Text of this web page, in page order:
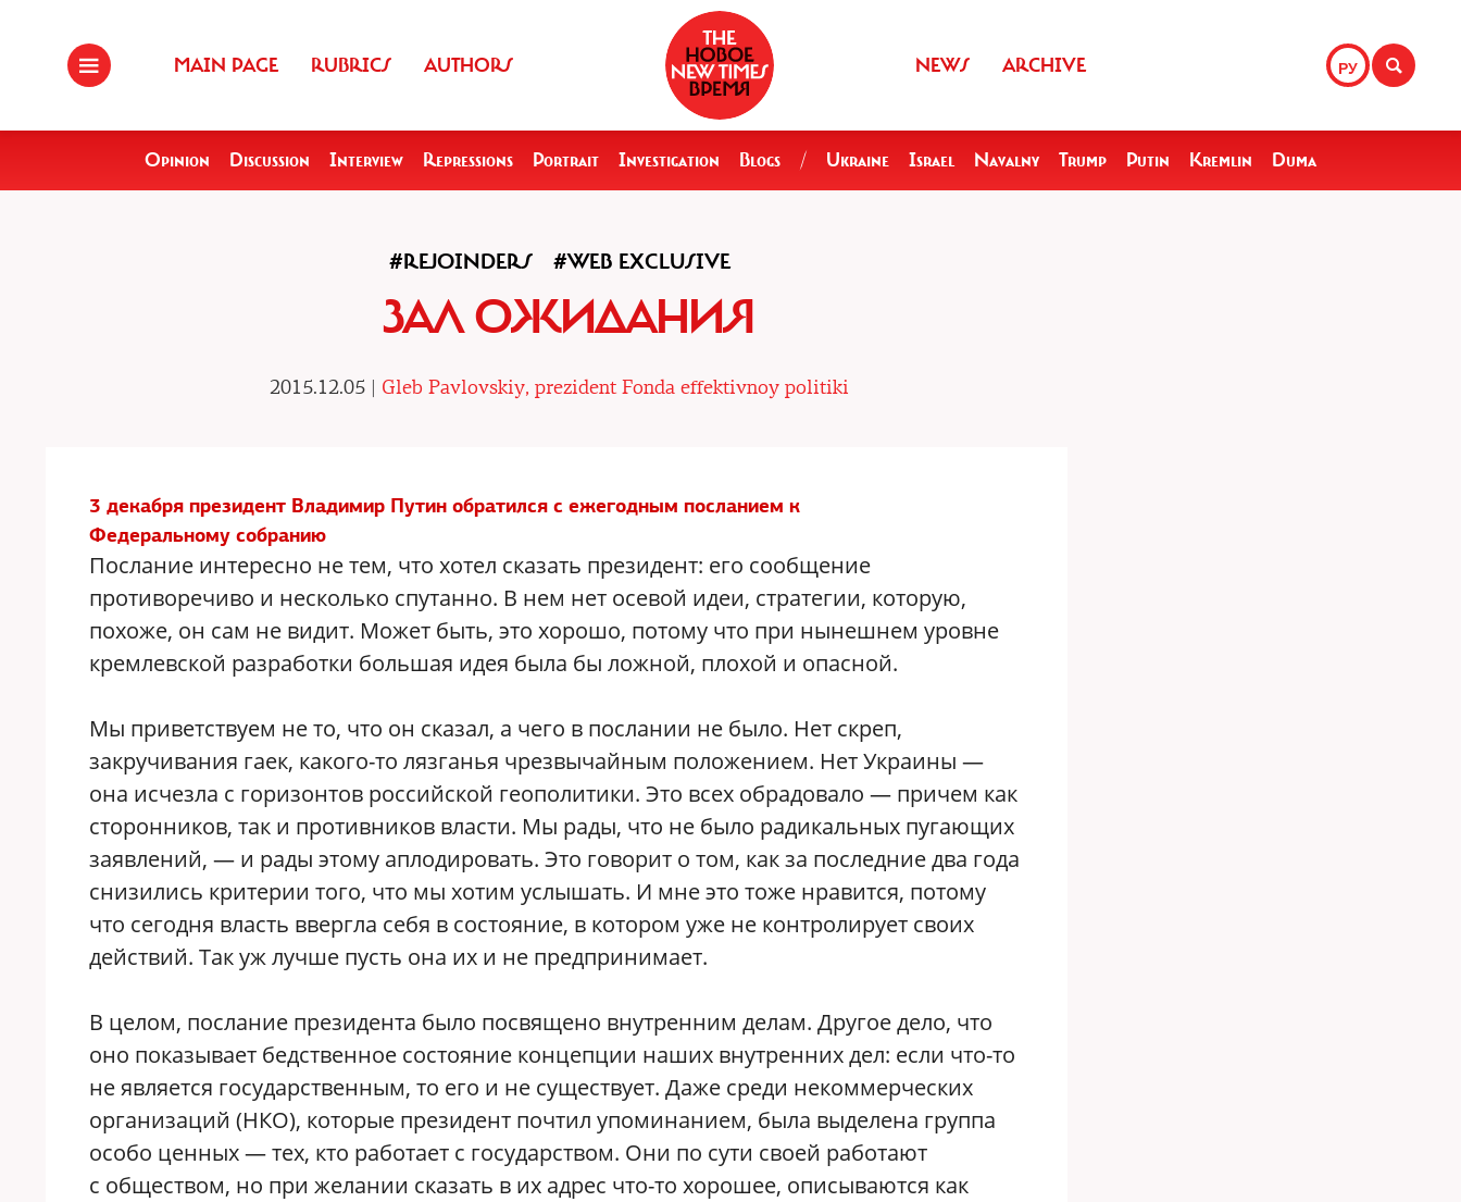
MAIN PAGE RUBRICS AUTHORS РУ
NEWS ARCHIVE
Opinion Discussion Interview Repressions Portrait Investigation Blogs / Ukraine Israel Navalny Trump Putin Kremlin Duma
#REJOINDERS #WEB EXCLUSIVE
ЗАЛ ОЖИДАНИЯ
2015.12.05 | Gleb Pavlovskiy, prezident Fonda effektivnoy politiki
3 декабря президент Владимир Путин обратился с ежегодным посланием к
Федеральному собранию
Послание интересно не тем, что хотел сказать президент: его сообщение
противоречиво и несколько спутанно. В нем нет осевой идеи, стратегии, которую,
похоже, он сам не видит. Может быть, это хорошо, потому что при нынешнем уровне
кремлевской разработки большая идея была бы ложной, плохой и опасной.
Мы приветствуем не то, что он сказал, а чего в послании не было. Нет скреп,
закручивания гаек, какого-то лязганья чрезвычайным положением. Нет Украины —
она исчезла с горизонтов российской геополитики. Это всех обрадовало — причем как
сторонников, так и противников власти. Мы рады, что не было радикальных пугающих
заявлений, — и рады этому аплодировать. Это говорит о том, как за последние два года
снизились критерии того, что мы хотим услышать. И мне это тоже нравится, потому
что сегодня власть ввергла себя в состояние, в котором уже не контролирует своих
действий. Так уж лучше пусть она их и не предпринимает.
В целом, послание президента было посвящено внутренним делам. Другое дело, что
оно показывает бедственное состояние концепции наших внутренних дел: если что-то
не является государственным, то его и не существует. Даже среди некоммерческих
организаций (НКО), которые президент почтил упоминанием, была выделена группа
особо ценных — тех, кто работает с государством. Они по сути своей работают
с обществом, но при желании сказать в их адрес что-то хорошее, описываются как